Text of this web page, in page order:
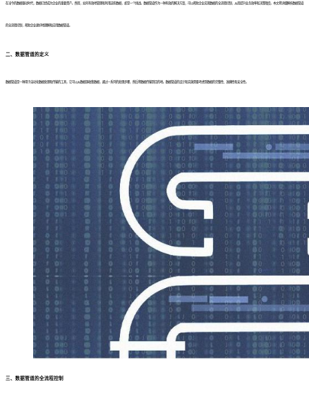
在当今的数据驱动时代，数据已经成为企业的重要资产。然而，如何有效地管理和利用这些数据，却是一个挑战。数据管道作为一种有效的解决方案，可以帮助企业实现数据的全流程控制，从而提升业务效率和决策精度。本文将详细解析数据管道
的全流程控制，帮助企业更好地理解和应用数据管道。
二、数据管道的定义
数据管道是一种用于自动化数据处理和传输的工具，它可以从数据源收集数据，通过一系列的处理步骤，然后将数据传输到目的地。数据管道的设计和实施需要考虑到数据的完整性、准确性和安全性。
三、数据管道的全流程控制